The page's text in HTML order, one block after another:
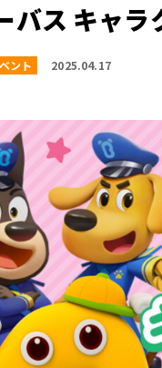
バス キャ
ント 2025.04.17